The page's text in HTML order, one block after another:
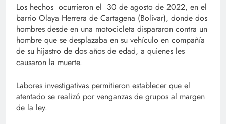
Los hechos ocurrieron el 30 de agosto de 2022, en el
barrio Olaya Herrera de Cartagena (Bolívar), donde dos
hombres desde en una motocicleta dispararon contra un
hombre que se desplazaba en su vehículo en compañía
de su hijastro de dos años de edad, a quienes les
causaron la muerte.
Labores investigativas permitieron establecer que el
atentado se realizó por venganzas de grupos al margen
de la ley.